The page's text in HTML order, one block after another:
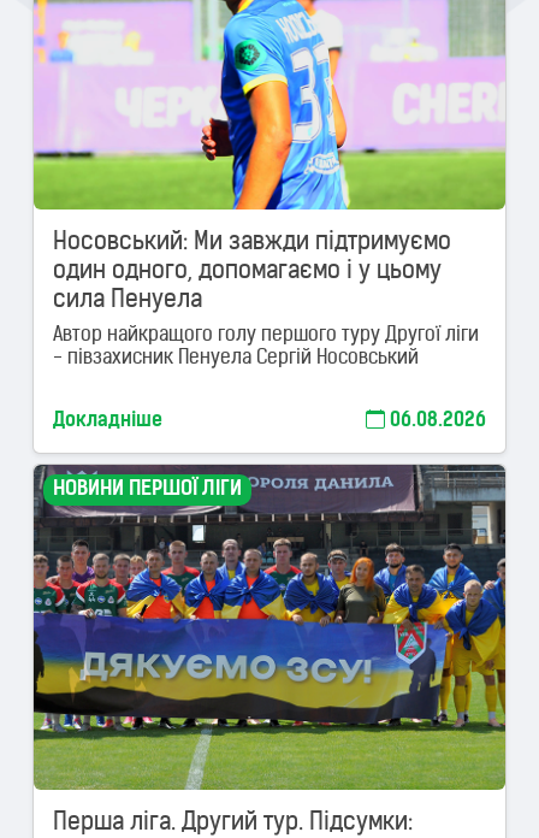
Носовський: Ми завжди підтримуємо
один одного, допомагаємо і у цьому
сила Пенуела
Автор найкращого голу першого туру Другої ліги
- півзахисник Пенуела Сергій Носовський
Докладніше 06.08.2026
НОВИНИ ПЕРШОЇ ЛІГИ
Перша ліга. Другий тур. Підсумки: